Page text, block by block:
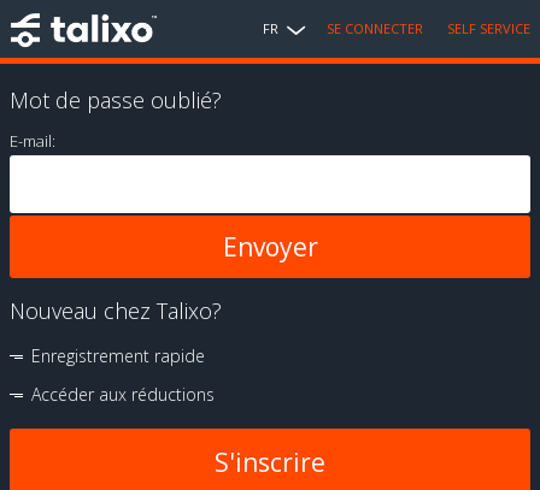
FR SE CONNECTER SELF SERVICE
Mot de passe oublié?
E-mail:
Nouveau chez Talixo?
Enregistrement rapide
Accéder aux réductions
S'inscrire